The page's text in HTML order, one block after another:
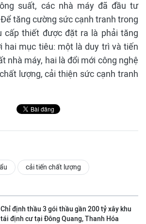
suất, các nhà máy đã đầu tư
tăng cường sức cạnh tranh trong
cấp thiết được đặt ra là phải tăng
hai mục tiêu: một là duy trì và tiến
nhà máy, hai là đổi mới công nghệ
lượng, cải thiện sức cạnh tranh
cải tiến chất lượng
Chỉ định thầu 3 gói thầu gần 200 tỷ xây khu
tái định cư tại Đông Quang, Thanh Hóa